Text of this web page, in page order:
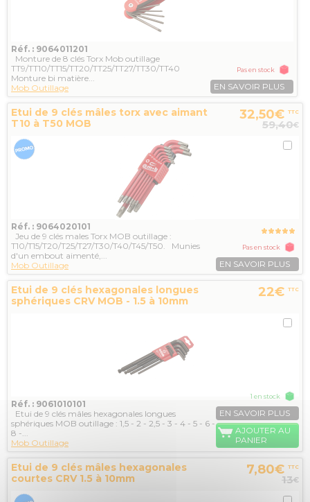
Réf. : 9064011201
Monture de 8 clés Torx Mob outillage
TT9/TT10/TT15/TT20/TT25/TT27/TT30/TT40
Monture bi matière...
Mob Outillage
Pas en stock
EN SAVOIR PLUS
Etui de 9 clés mâles torx avec aimant
T10 à T50 MOB
32,50€ TTC
59,40€
Réf. : 9064020101
Jeu de 9 clés males Torx MOB outillage :
T10/T15/T20/T25/T27/T30/T40/T45/T50. Munies
d'un embout aimenté,...
Mob Outillage
Pas en stock
EN SAVOIR PLUS
Etui de 9 clés hexagonales longues
sphériques CRV MOB - 1.5 à 10mm
22€ TTC
Réf. : 9061010101
Etui de 9 clés mâles hexagonales longues
sphériques MOB outillage : 1,5 - 2 - 2,5 - 3 - 4 - 5 - 6 -
8 -...
Mob Outillage
1 en stock
EN SAVOIR PLUS
AJOUTER AU
PANIER
Etui de 9 clés mâles hexagonales
courtes CRV 1.5 à 10mm
7,80€ TTC
13€